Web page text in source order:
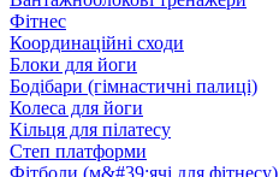
Фітнес
Координаційні сходи
Блоки для йоги
Бодібари (гімнастичні палиці)
Колеса для йоги
Кільця для пілатесу
Степ платформи
Фітболи (м&#39;ячі для фітнесу)